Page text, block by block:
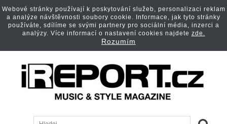
Webové stránky používají k poskytování služeb, personalizaci reklam
a analýze návštěvnosti soubory cookie. Informace, jak tyto stránky
používáte, sdílíme se svými partnery pro sociální média, inzerci a
analýzy. Více informací o nastavení cookies najdete zde.
Rozumím